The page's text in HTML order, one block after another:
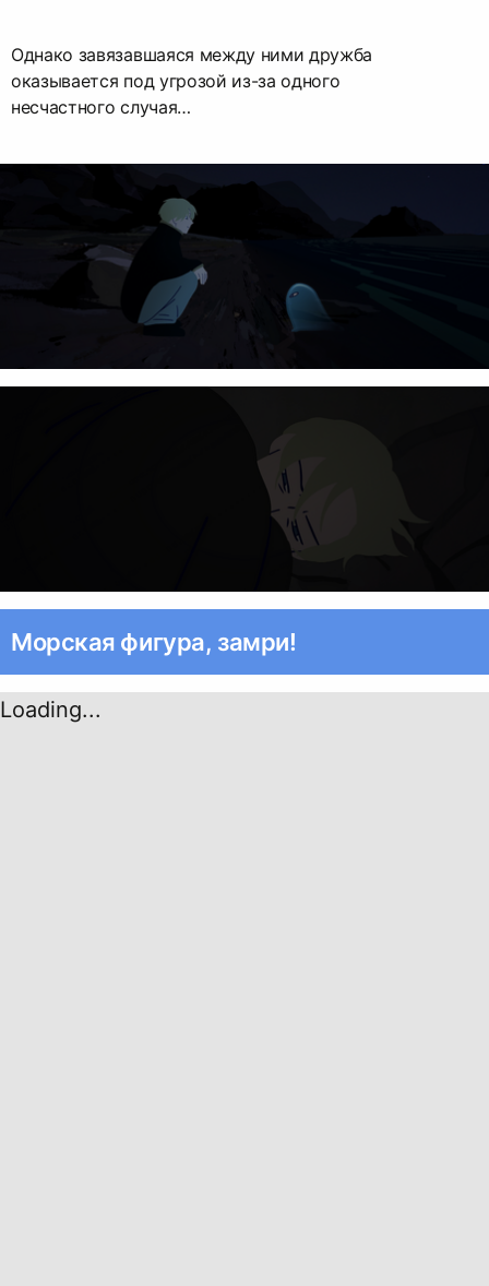
Однако завязавшаяся между ними дружба
оказывается под угрозой из-за одного
несчастного случая…
Морская фигура, замри!
Loading...